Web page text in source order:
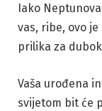
Iako
vas, ribe, ovo
prilika za
Vaša urođena
svijetom bit će